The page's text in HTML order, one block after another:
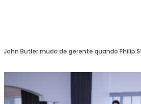
John Butler muda de gerente quando Philip